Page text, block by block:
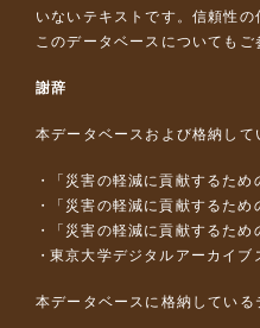
いないテキストです。信頼性
このデータベースについて もご
謝辞
本データベースおよび格納し
「災害の軽減に貢献するた
「災害の軽減に貢献するた
「災害の軽減に貢献するた
東京大学デジタルアーカイブ
本データベースに格納してい